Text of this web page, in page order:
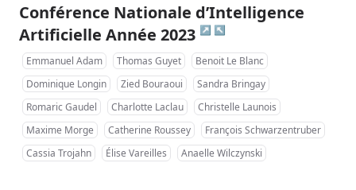
Conférence Nationale d’Intelligence
Artificielle Année 2023 ↗ ↖
Emmanuel Adam Thomas Guyet
Benoit Le Blanc
Dominique Longin
Zied Bouraoui
Sandra Bringay
Romaric Gaudel
Charlotte Laclau
Christelle Launois
Maxime Morge
Catherine Roussey
François Schwarzentruber
Cassia Trojahn
Élise Vareilles Anaelle Wilczynski